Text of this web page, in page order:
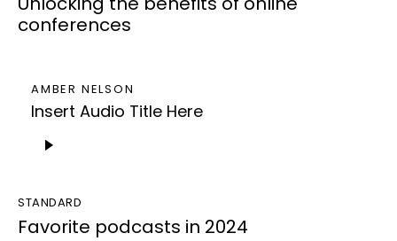
conferences
AMBER NELSON
Insert Audio Title Here
Player
STANDARD
Favorite podcasts in 2024